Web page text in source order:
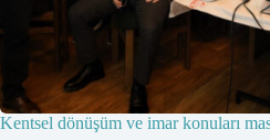
Kentsel dönüşüm ve imar konuları